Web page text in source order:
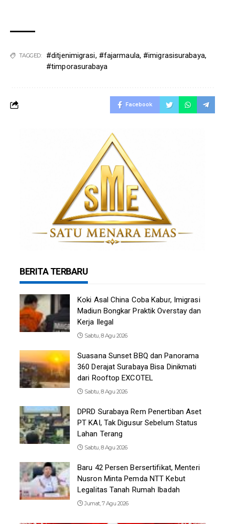
TAGGED: #ditjenimigrasi, #fajarmaula, #imigrasisurabaya,
#timporasurabaya
Facebook
BERITA TERBARU
Koki Asal China Coba Kabur, Imigrasi
Madiun Bongkar Praktik Overstay dan
Kerja Ilegal
Sabtu, 8 Agu 2026
Suasana Sunset BBQ dan Panorama
360 Derajat Surabaya Bisa Dinikmati
dari Rooftop EXCOTEL
Sabtu, 8 Agu 2026
DPRD Surabaya Rem Penertiban Aset
PT KAI, Tak Digusur Sebelum Status
Lahan Terang
Sabtu, 8 Agu 2026
Baru 42 Persen Bersertifikat, Menteri
Nusron Minta Pemda NTT Kebut
Legalitas Tanah Rumah Ibadah
Jumat, 7 Agu 2026